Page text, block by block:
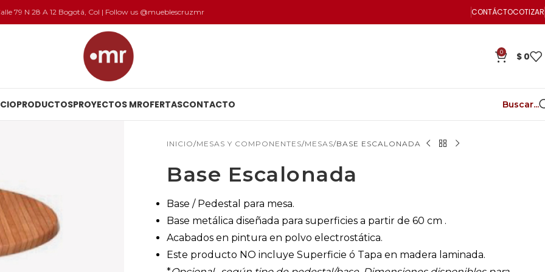
79 N 28 A 12 Bogotá, Col | Follow us @mueblescruzmr CONTÁCTOCOTIZAR
0 $ 0
PRODUCTOSPROYECTOS MROFERTASCONTACTO Buscar...
INICIO MESAS Y COMPONENTES MESAS BASE ESCALONADA
Base Escalonada
Base / Pedestal para mesa.
Base metálica diseñada para superficies a partir de 60 cm .
Acabados en pintura en polvo electrostática.
Este producto NO incluye Superficie ó Tapa en madera laminada.